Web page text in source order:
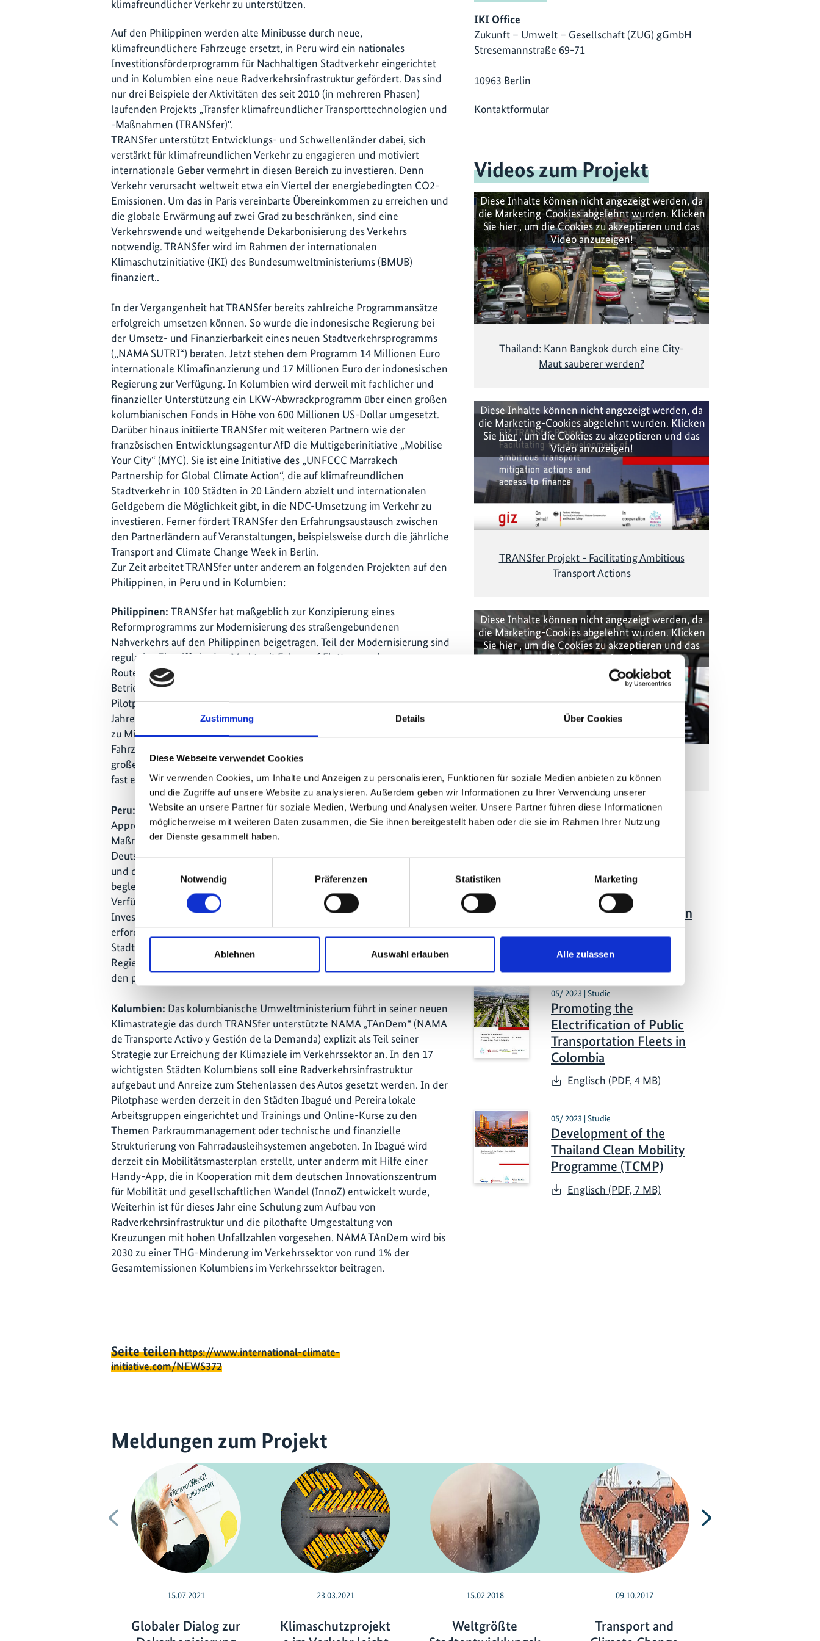
Zustimmung Details Über Cookies
Diese Webseite verwendet Cookies
Wir verwenden Cookies, um Inhalte und Anzeigen zu personalisieren, Funktionen für soziale Medien anbieten zu können
und die Zugriffe auf unsere Website zu analysieren. Außerdem geben wir Informationen zu Ihrer Verwendung unserer
Website an unsere Partner für soziale Medien, Werbung und Analysen weiter. Unsere Partner führen diese Informationen
möglicherweise mit weiteren Daten zusammen, die Sie ihnen bereitgestellt haben oder die sie im Rahmen Ihrer Nutzung
der Dienste gesammelt haben.
Einwilligungsauswahl
Notwendig
Präferenzen Statistiken Marketing
Ablehnen Auswahl erlauben Alle zulassen
klimafreundlicher Verkehr zu unterstützen.
Auf den Philippinen werden alte Minibusse durch neue,
klimafreundlichere Fahrzeuge ersetzt, in Peru wird ein nationales
Investitionsförderprogramm für Nachhaltigen Stadtverkehr eingerichtet
und in Kolumbien eine neue Radverkehrsinfrastruktur gefördert. Das sind
nur drei Beispiele der Aktivitäten des seit 2010 (in mehreren Phasen)
laufenden Projekts „Transfer klimafreundlicher Transporttechnologien und
-Maßnahmen (TRANSfer)“.
TRANSfer unterstützt Entwicklungs- und Schwellenländer dabei, sich
verstärkt für klimafreundlichen Verkehr zu engagieren und motiviert
internationale Geber vermehrt in diesen Bereich zu investieren. Denn
Verkehr verursacht weltweit etwa ein Viertel der energiebedingten CO2-
Emissionen. Um das in Paris vereinbarte Übereinkommen zu erreichen und
die globale Erwärmung auf zwei Grad zu beschränken, sind eine
Verkehrswende und weitgehende Dekarbonisierung des Verkehrs
notwendig. TRANSfer wird im Rahmen der internationalen
Klimaschutzinitiative (IKI) des Bundesumweltministeriums (BMUB)
finanziert..
In der Vergangenheit hat TRANSfer bereits zahlreiche Programmansätze
erfolgreich umsetzen können. So wurde die indonesische Regierung bei
der Umsetz- und Finanzierbarkeit eines neuen Stadtverkehrsprogramms
(„NAMA SUTRI“) beraten. Jetzt stehen dem Programm 14 Millionen Euro
internationale Klimafinanzierung und 17 Millionen Euro der indonesischen
Regierung zur Verfügung. In Kolumbien wird derweil mit fachlicher und
finanzieller Unterstützung ein LKW-Abwrackprogramm über einen großen
kolumbianischen Fonds in Höhe von 600 Millionen US-Dollar umgesetzt.
Darüber hinaus initiierte TRANSfer mit weiteren Partnern wie der
französischen Entwicklungsagentur AfD die Multigeberinitiative „Mobilise
Your City“ (MYC). Sie ist eine Initiative des „UNFCCC Marrakech
Partnership for Global Climate Action“, die auf klimafreundlichen
Stadtverkehr in 100 Städten in 20 Ländern abzielt und internationalen
Geldgebern die Möglichkeit gibt, in die NDC-Umsetzung im Verkehr zu
investieren. Ferner fördert TRANSfer den Erfahrungsaustausch zwischen
den Partnerländern auf Veranstaltungen, beispielsweise durch die jährliche
Transport and Climate Change Week in Berlin.
Zur Zeit arbeitet TRANSfer unter anderem an folgenden Projekten auf den
Philippinen, in Peru und in Kolumbien:
Philippinen: TRANSfer hat maßgeblich zur Konzipierung eines
Reformprogramms zur Modernisierung des straßengebundenen
Nahverkehrs auf den Philippinen beigetragen. Teil der Modernisierung sind
regulative Eingriffe in den Markt mit Fokus auf Flotten- und
Routenkonsolidierung, Flottenerneuerung, Professionalisierung des
Betriebs und finanzielle Nachhaltigkeit. Die Regierung stellt für die
Pilotphase bis 2018 rund 60 Millionen Euro bereit. In den nächsten sechs
Jahren sollen dann im Zuge der Flottenerneuerung landesweit ca. 220.000
zu Minibussen umgebaute Militärjeeps, so genannte Jeepneys durch neue
Fahrzeuge ersetzt werden. Bei der Finanzierung hat der Privatsektor einen
großen Anteil. Allein in Metro Manila wird das Maßnahmenpaket jährlich
fast eine MtCO2 einsparen.
Peru:
Aus TRANSfer heraus entstand das so genannte NAMA (Nationally
Appropriate Mitigation Action) „TRANSPerú“. Das ist ein
Maßnahmenbündel im Bereich Stadtverkehr, dessen Umsetzung von der
Deutschen Gesellschaft für internationale Zusammenarbeit (GIZ) GmbH
und der Kreditanstalt für Wideraufbau (KFW) sowie weiteren Akteuren
begleitet wird. Zusammen werden insgesamt 110 Millionen Euro zur
Verfügung gestellt. Mit Hilfe eines nationalen
Investitionsförderprogramms sollen mittelgroße Städte bei den
erforderlichen Investitionen sowie der Planung von nachhaltigerem
Stadtverkehr unterstützt werden. Hierfür hat auch die peruanische
Regierung eine Summe in Höhe von mehreren hundert Millionen Euro in
den peruanischen Haushalt aufgenommen.
Kolumbien: Das kolumbianische Umweltministerium führt in seiner neuen
Klimastrategie das durch TRANSfer unterstützte NAMA „TAnDem“ (NAMA
de Transporte Activo y Gestión de la Demanda) explizit als Teil seiner
Strategie zur Erreichung der Klimaziele im Verkehrssektor an. In den 17
wichtigsten Städten Kolumbiens soll eine Radverkehrsinfrastruktur
aufgebaut und Anreize zum Stehenlassen des Autos gesetzt werden. In der
Pilotphase werden derzeit in den Städten Ibagué und Pereira lokale
Arbeitsgruppen eingerichtet und Trainings und Online-Kurse zu den
Themen Parkraummanagement oder technische und finanzielle
Strukturierung von Fahrradausleihsystemen angeboten. In Ibagué wird
derzeit ein Mobilitätsmasterplan erstellt, unter anderm mit Hilfe einer
Handy-App, die in Kooperation mit dem deutschen Innovationszentrum
für Mobilität und gesellschaftlichen Wandel (InnoZ) entwickelt wurde,
Weiterhin ist für dieses Jahr eine Schulung zum Aufbau von
Radverkehrsinfrastruktur und die pilothafte Umgestaltung von
Kreuzungen mit hohen Unfallzahlen vorgesehen. NAMA TAnDem wird bis
2030 zu einer THG-Minderung im Verkehrssektor von rund 1% der
Gesamtemissionen Kolumbiens im Verkehrssektor beitragen.
Seite teilenhttps://www.international-climate-
initiative.com/NEWS372
IKI Office
Zukunft – Umwelt – Gesellschaft (ZUG) gGmbH
Stresemannstraße 69-71
10963 Berlin
Kontaktformular
Videos zum Projekt
Diese Inhalte können nicht angezeigt werden, da
die Marketing-Cookies abgelehnt wurden. Klicken
Siehier, um die Cookies zu akzeptieren und das
Video anzuzeigen!
Thailand: Kann Bangkok durch eine City-
Maut sauberer werden?
Diese Inhalte können nicht angezeigt werden, da
die Marketing-Cookies abgelehnt wurden. Klicken
Sie hier, um die Cookies zu akzeptieren und das
Video anzuzeigen!
TRANSfer Projekt - Facilitating Ambitious
Transport Actions
Diese Inhalte können nicht angezeigt werden, da
die Marketing-Cookies abgelehnt wurden. Klicken
Siehier, um die Cookies zu akzeptieren und das
Video anzuzeigen!
05/ 2023 | Studie
Public Bus Electrification
Englisch (PDF, 5 MB)
05/ 2023 | Studie
Promoting the
Electrification of Public
Transportation Fleets in
Colombia
Englisch (PDF, 4 MB)
05/ 2023 | Studie
Development of the
Thailand Clean Mobility
Programme (TCMP)
Englisch (PDF, 7 MB)
Meldungen zum Projekt
Vorherige
15.07.2021
Globaler Dialog zur
23.03.2021
Klimaschutzprojekt
15.02.2018
Weltgrößte
09.10.2017
Transport and
Nächste